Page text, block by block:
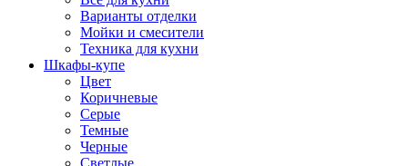
Варианты отделки
Мойки и смесители
Техника для кухни
Шкафы-купе
Цвет
Коричневые
Серые
Темные
Черные
Светлые